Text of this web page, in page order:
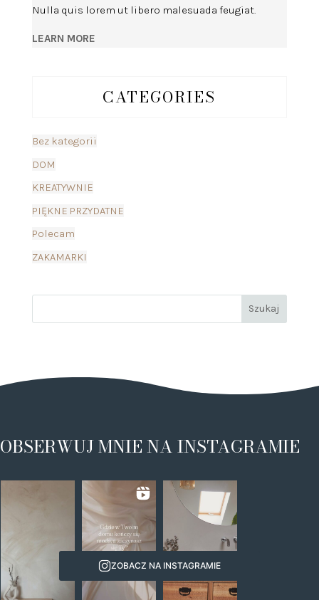
Nulla quis lorem ut libero malesuada feugiat.
LEARN MORE
CATEGORIES
Bez kategorii
DOM
KREATYWNIE
PIĘKNE PRZYDATNE
Polecam
ZAKAMARKI
OBSERWUJ MNIE NA INSTAGRAMIE
ZOBACZ NA INSTAGRAMIE